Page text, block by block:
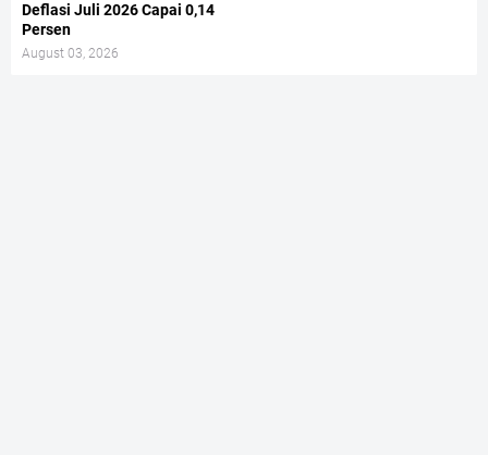
Deflasi Juli 2026 Capai 0,14
Persen
August 03, 2026